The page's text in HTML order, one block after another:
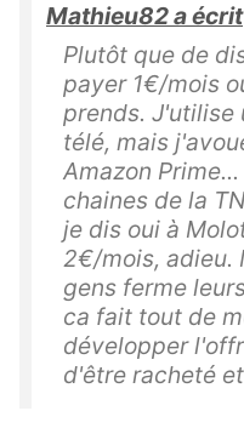
Mathieu82 a écrit
Plutôt que de
payer 1€/mois
prends. J'utilise
télé, mais
Amazon
chaines de la
je dis oui à
2€/mois, adieu.
gens ferme
ca fait tout de
développer
d'être racheté